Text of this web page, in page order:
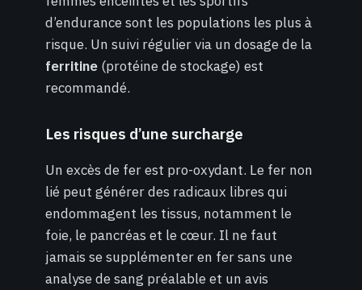
d’endurance sont les populations les plus à
risque. Un suivi régulier via un dosage de la
ferritine (protéine de stockage) est
recommandé.
Les risques d’une surcharge
Un excès de fer est pro-oxydant. Le fer non
lié peut générer des radicaux libres qui
endommagent les tissus, notamment le
foie, le pancréas et le cœur. Il ne faut
jamais se supplémenter en fer sans une
analyse de sang préalable et un avis